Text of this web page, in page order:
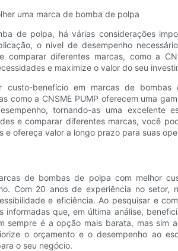
uma marca de bomba de polpa
de polpa, há várias considerações
o nível de desempenho
comparar diferentes marcas, como a
e maximize o valor do seu
custo-benefício em marcas de
como a CNSME PUMP oferecem uma
tornando-as uma excelente
e comparar diferentes marcas, você
e ofereça valor a longo prazo para suas
de bombas de polpa com melhor
Com 20 anos de experiência no setor,
e eficiência. Ao pesquisar e
informadas que, em última análise,
sempre é a opção mais barata, mas sim
o orçamento e o desempenho ao
o seu negócio.